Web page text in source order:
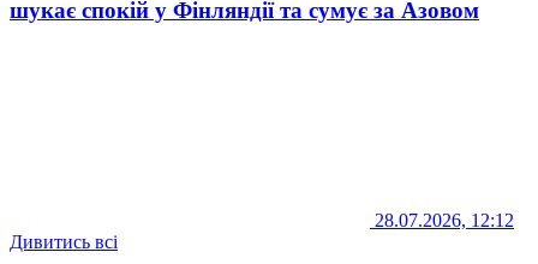
шукає спокій у Фінляндії та сумує за Азовом
28.07.2026, 12:12
Дивитись всі